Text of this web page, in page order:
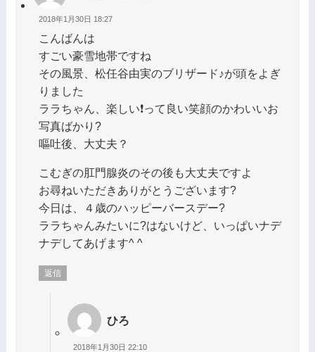
2018年1月30日 18:27
こんばんは
すごい豪雪地帯ですね
その風景、松任谷由実のブリザード♪が頭をよぎ
りました
ララちゃん、楽しい❗️って良い笑顔のかわいいお
写真ばかり?
嘔吐後、大丈夫？
こむぎの肛門腺炎のその後も大丈夫ですよ
お尋ねいただきありがとうございます?
今日は、４歳のハッピーバースデー?
ララちゃんみたいに?はないけど、いっぱいナデ
ナデしてあげます^ ^
返信
ひろ
2018年1月30日 22:10